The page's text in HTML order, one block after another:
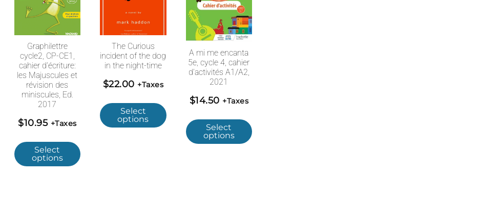
Graphilettre
cycle2, CP-CE1,
cahier d’écriture:
les Majuscules et
révision des
miniscules, Ed.
2017
$10.95 +Taxes
Select
options
The Curious
incident of the dog
in the night-time
$22.00 +Taxes
Select
options
A mi me encanta
5e, cycle 4, cahier
d’activités A1/A2,
2021
$14.50 +Taxes
Select
options